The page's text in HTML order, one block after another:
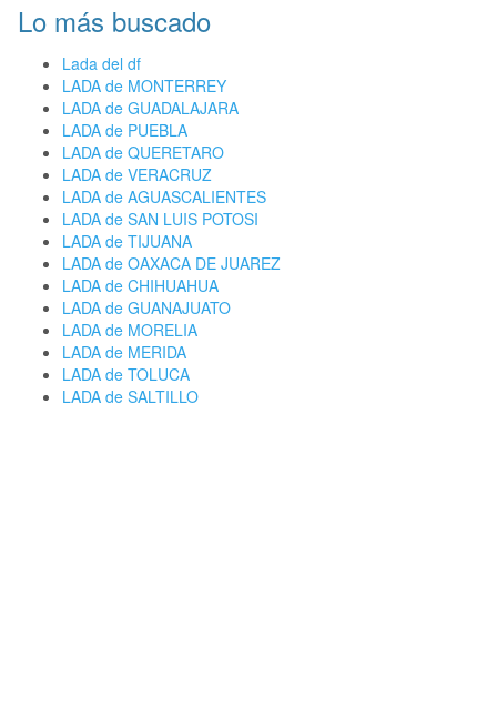
Lo más buscado
Lada del df
LADA de MONTERREY
LADA de GUADALAJARA
LADA de PUEBLA
LADA de QUERETARO
LADA de VERACRUZ
LADA de AGUASCALIENTES
LADA de SAN LUIS POTOSI
LADA de TIJUANA
LADA de OAXACA DE JUAREZ
LADA de CHIHUAHUA
LADA de GUANAJUATO
LADA de MORELIA
LADA de MERIDA
LADA de TOLUCA
LADA de SALTILLO